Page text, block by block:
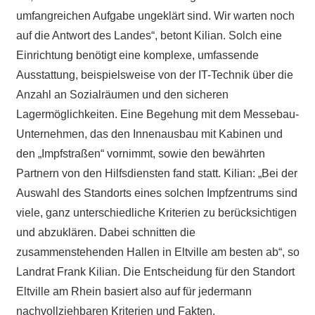
umfangreichen Aufgabe ungeklärt sind. Wir warten noch
auf die Antwort des Landes“, betont Kilian. Solch eine
Einrichtung benötigt eine komplexe, umfassende
Ausstattung, beispielsweise von der IT-Technik über die
Anzahl an Sozialräumen und den sicheren
Lagermöglichkeiten. Eine Begehung mit dem Messebau-
Unternehmen, das den Innenausbau mit Kabinen und
den „Impfstraßen“ vornimmt, sowie den bewährten
Partnern von den Hilfsdiensten fand statt. Kilian: „Bei der
Auswahl des Standorts eines solchen Impfzentrums sind
viele, ganz unterschiedliche Kriterien zu berücksichtigen
und abzuklären. Dabei schnitten die
zusammenstehenden Hallen in Eltville am besten ab“, so
Landrat Frank Kilian. Die Entscheidung für den Standort
Eltville am Rhein basiert also auf für jedermann
nachvollziehbaren Kriterien und Fakten.